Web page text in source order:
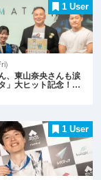
1 User
、東山奈央さんも涙
」大ヒット記念！…
1 User